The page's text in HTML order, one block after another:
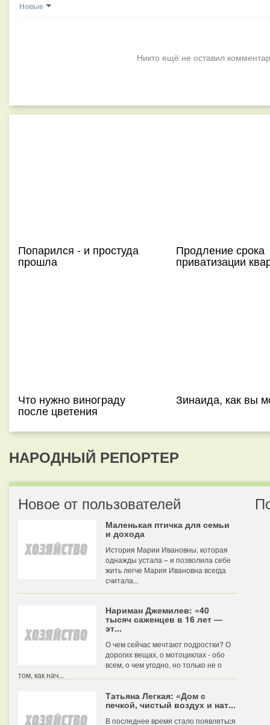
Новые
Никто ещё не оставил
Попарился - и простуда
прошла
Продление срока
приватизации
Что нужно винограду
после цветения
Зинаида, как вы
НАРОДНЫЙ РЕПОРТЕР
Новое от пользователей
Маленькая птичка для семьи
и дохода
История Марии Ивановны, которая
однажды устала – и позволила себе
жить легче Мария Ивановна всегда
считала...
Нариман Джемилев: «40
тысяч саженцев в 16 лет —
эт...
О чем сейчас мечтают подростки? О
дорогих вещах, о мотоциклах - обо
всем, о чем угодно, но только не о
том, как нач...
Татьяна Легкая: «Дом с
печкой, чистый воздух и нат...
В последнее время стало появляться